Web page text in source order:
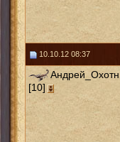
10.10.12 08:37
[10]